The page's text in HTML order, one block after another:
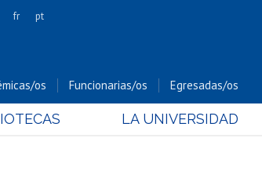
y Conservación
fr pt
os Funcionarias/os Egresadas/os
LA UNIVERSIDAD